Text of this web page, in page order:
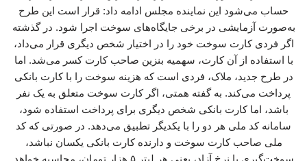
حساب می‌شود این نماینده مجلس ادامه داد: قرار است این طرح
به‌صورت آزمایشی در برخی جایگاه‌های سوخت اجرا شود. در گذشته
اگر فردی کارت سوخت خود را در اختیار شخص دیگری قرار می‌داد،
با استفاده از آن کارت، سهمیه بنزین صاحب کارت کسر می‌شد. اما
در طرح جدید، ملاک، فردی است که هزینه سوخت را با کارت بانکی
پرداخت می‌کند. به گفته همتی، اگر کارت سوخت متعلق به یک نفر
باشد، اما کارت بانکی شخص دیگری برای پرداخت استفاده شود،
سامانه کد ملی هر دو را با یکدیگر تطبیق می‌دهد. در صورتی که کد
ملی صاحب کارت سوخت و دارنده کارت بانکی یکسان نباشد،
سوخت‌گیری با نرخ آزاد، یعنی هر لیتر ۵ هزار تومان، محاسبه خواهد